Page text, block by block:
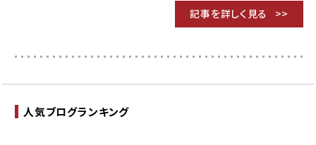
記事を詳しく見る
人気ブログランキング